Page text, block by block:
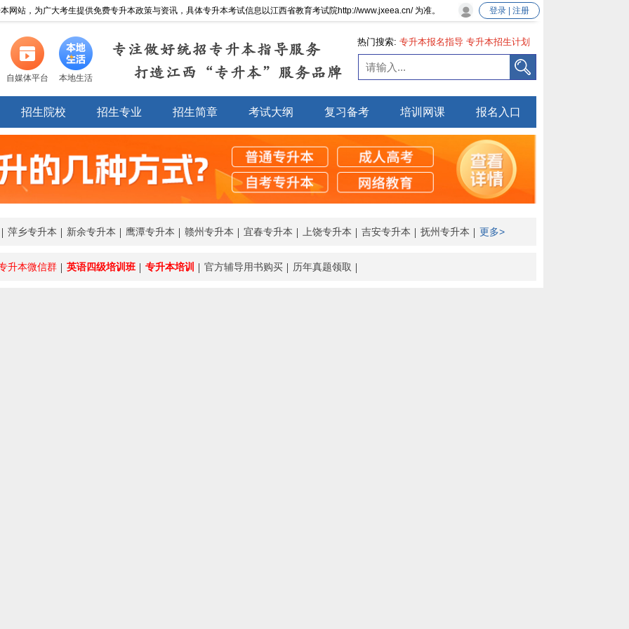
网站，为广大考生提供免费专升本政策与资讯，具体专升本考试信息以江西省教育考试院http://www.jxeea.cn/ 为准。 登录 | 注册
自媒体平台 本地生活
专注做好统招专升本指导服务
打造江西“专升本”服务品牌
热门搜索: 专升本报名指导 专升本招生计划
招生院校 招生专业 招生简章 考试大纲 复习备考 培训网课 报名入口
萍乡专升本 新余专升本 鹰潭专升本 赣州专升本 宜春专升本 上饶专升本 吉安专升本 抚州专升本 更多>
升本微信群 英语四级培训班 专升本培训 官方辅导用书购买 历年真题领取